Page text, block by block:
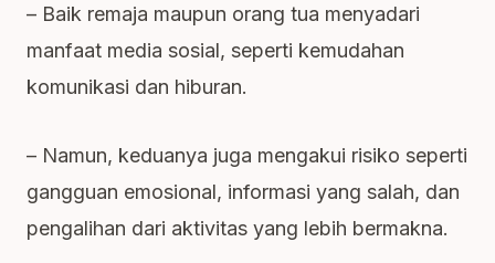
– Baik remaja maupun orang tua menyadari
manfaat media sosial, seperti kemudahan
komunikasi dan hiburan.
– Namun, keduanya juga mengakui risiko seperti
gangguan emosional, informasi yang salah, dan
pengalihan dari aktivitas yang lebih bermakna.